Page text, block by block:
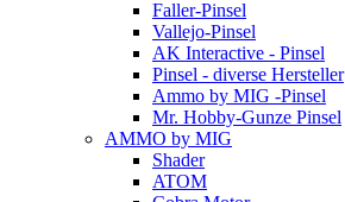
Faller-Pinsel
Vallejo-Pinsel
AK Interactive - Pinsel
Pinsel - diverse Hersteller
Ammo by MIG -Pinsel
Mr. Hobby-Gunze Pinsel
AMMO by MIG
Shader
ATOM